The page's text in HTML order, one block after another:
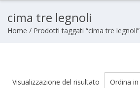
cima tre legnoli
Home / Prodotti taggati “cima tre legnoli”
Visualizzazione del risultato